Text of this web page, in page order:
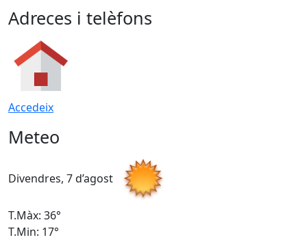
Adreces i telèfons
Accedeix
Meteo
Divendres, 7 d’agost
T.Màx: 36°
T.Min: 17°